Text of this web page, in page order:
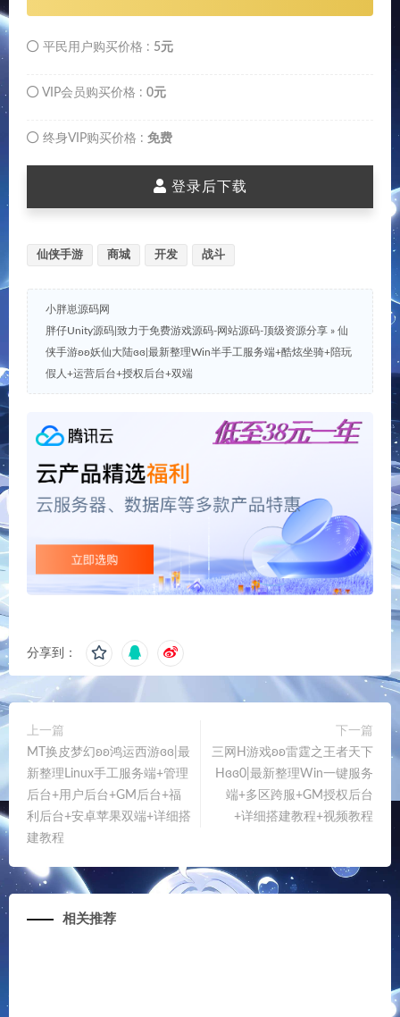
平民用户购买价格 : 5元
VIP会员购买价格 : 0元
终身VIP购买价格 : 免费
登录后下载
仙侠手游 商城 开发 战斗
小胖崽源码网
胖仔Unity源码|致力于免费游戏源码-网站源码-顶级资源分享 » 仙
侠手游ʚʚ妖仙大陆ɞɞ|最新整理Win半手工服务端+酷炫坐骑+陪玩
假人+运营后台+授权后台+双端
分享到：
上一篇
MT换皮梦幻ʚʚ鸿运西游ɞɞ|最
新整理Linux手工服务端+管理
后台+用户后台+GM后台+福
利后台+安卓苹果双端+详细搭
建教程
下一篇
三网H游戏ʚʚ雷霆之王者天下
Hɞɞ0|最新整理Win一键服务
端+多区跨服+GM授权后台
+详细搭建教程+视频教程
相关推荐